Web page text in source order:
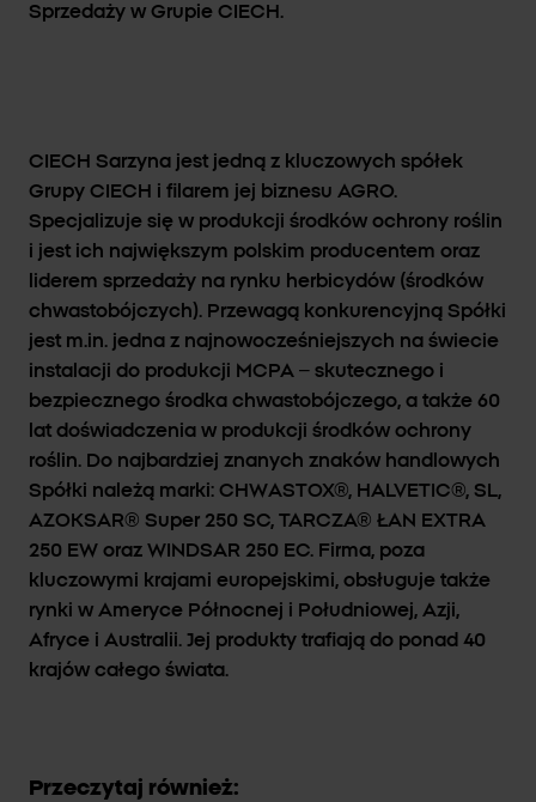
Sprzedaży w Grupie CIECH.
CIECH Sarzyna jest jedną z kluczowych spółek
Grupy CIECH i filarem jej biznesu AGRO.
Specjalizuje się w produkcji środków ochrony roślin
i jest ich największym polskim producentem oraz
liderem sprzedaży na rynku herbicydów (środków
chwastobójczych). Przewagą konkurencyjną Spółki
jest m.in. jedna z najnowocześniejszych na świecie
instalacji do produkcji MCPA – skutecznego i
bezpiecznego środka chwastobójczego, a także 60
lat doświadczenia w produkcji środków ochrony
roślin. Do najbardziej znanych znaków handlowych
Spółki należą marki: CHWASTOX®, HALVETIC®, SL,
AZOKSAR® Super 250 SC, TARCZA® ŁAN EXTRA
250 EW oraz WINDSAR 250 EC. Firma, poza
kluczowymi krajami europejskimi, obsługuje także
rynki w Ameryce Północnej i Południowej, Azji,
Afryce i Australii. Jej produkty trafiają do ponad 40
krajów całego świata.
Przeczytaj również: